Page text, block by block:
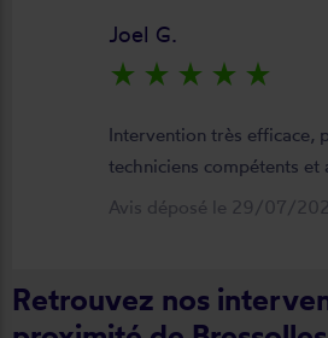
Joel G.
star_rate star_rate star_rate star_rate star_rate
Intervention très efficace,
techniciens compétents et
Avis déposé le 29/07/
Retrouvez nos